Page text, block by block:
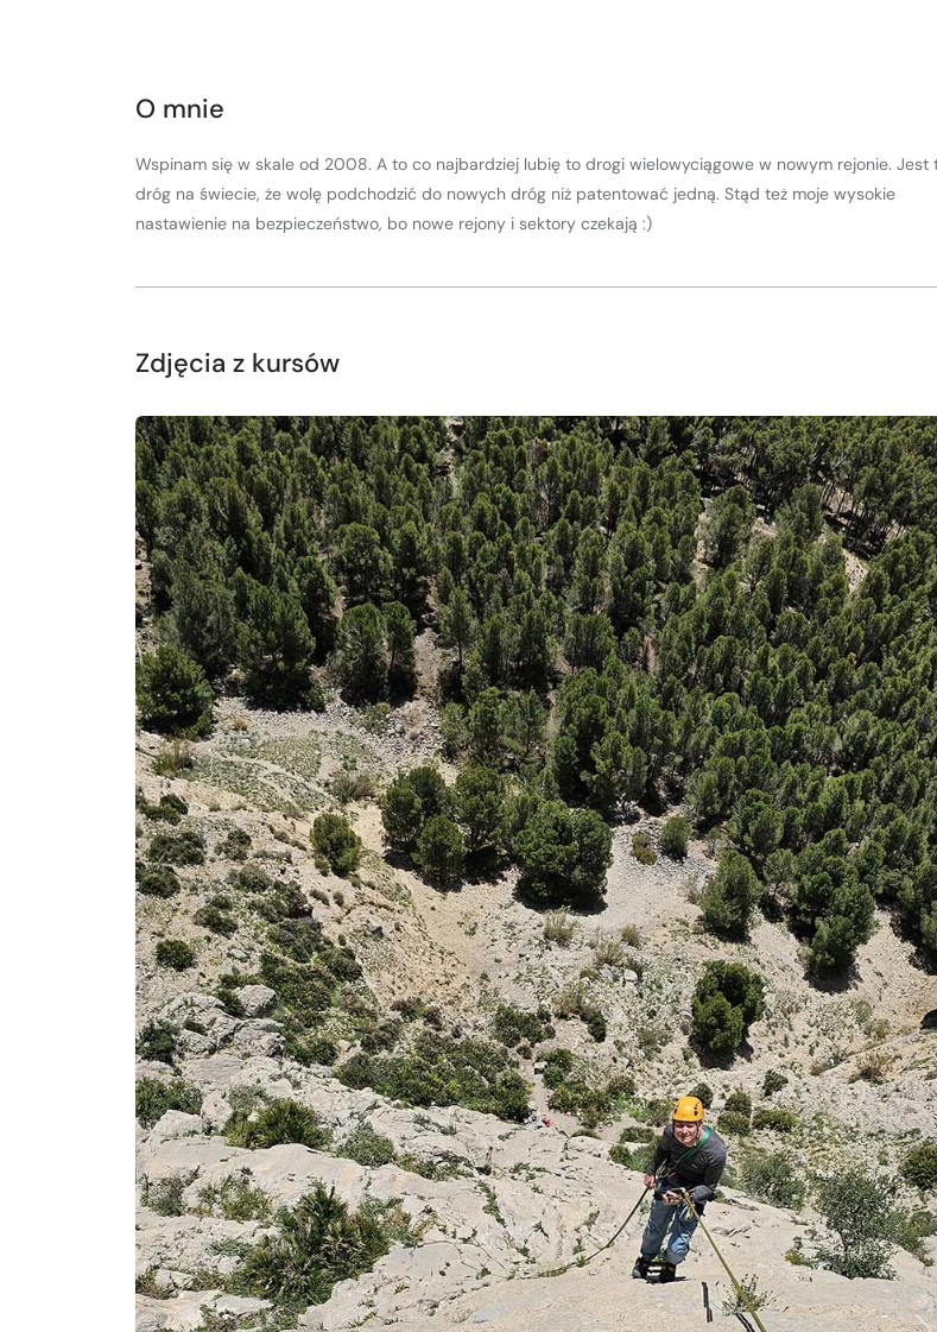
O mnie
Wspinam się w skale od 2008. A to co najbardziej lubię to drogi wielowyciągowe w nowym rejonie. Jest
dróg na świecie, że wolę podchodzić do nowych dróg niż patentować jedną. Stąd też moje wysokie
nastawienie na bezpieczeństwo, bo nowe rejony i sektory czekają :)
Zdjęcia z kursów
Nie wiesz który wybrać?
Nie wiesz który wybrać?